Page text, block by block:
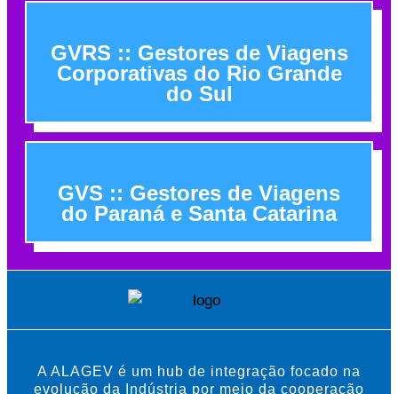
GVRS :: Gestores de Viagens
Corporativas do Rio Grande
do Sul
GVS :: Gestores de Viagens
do Paraná e Santa Catarina
A ALAGEV é um hub de integração focado na
evolução da Indústria por meio da cooperação